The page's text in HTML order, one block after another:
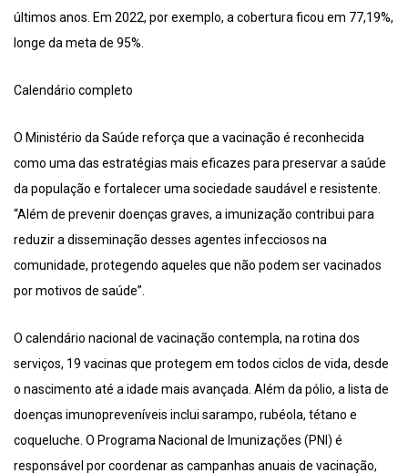
últimos anos. Em 2022, por exemplo, a cobertura ficou em 77,19%,
longe da meta de 95%.
Calendário completo
O Ministério da Saúde reforça que a vacinação é reconhecida
como uma das estratégias mais eficazes para preservar a saúde
da população e fortalecer uma sociedade saudável e resistente.
“Além de prevenir doenças graves, a imunização contribui para
reduzir a disseminação desses agentes infecciosos na
comunidade, protegendo aqueles que não podem ser vacinados
por motivos de saúde”.
O calendário nacional de vacinação contempla, na rotina dos
serviços, 19 vacinas que protegem em todos ciclos de vida, desde
o nascimento até a idade mais avançada. Além da pólio, a lista de
doenças imunopreveníveis inclui sarampo, rubéola, tétano e
coqueluche. O Programa Nacional de Imunizações (PNI) é
responsável por coordenar as campanhas anuais de vacinação,